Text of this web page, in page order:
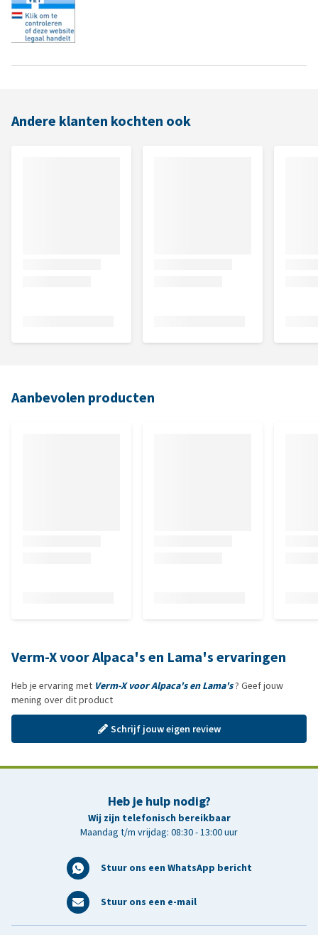
Andere klanten kochten ook
Aanbevolen producten
Verm-X voor Alpaca's en Lama's ervaringen
Heb je ervaring met Verm-X voor Alpaca's en Lama's? Geef jouw
mening over dit product
Schrijf jouw eigen review
Heb je hulp nodig?
Wij zijn telefonisch bereikbaar
Maandag t/m vrijdag: 08:30 - 13:00 uur
Stuur ons een WhatsApp bericht
Stuur ons een e-mail